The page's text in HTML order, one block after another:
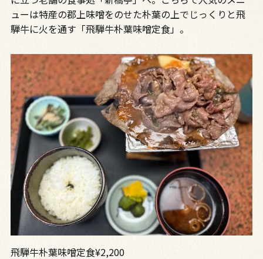
ューは特産の郡上味噌をのせた朴葉の上でじっくりと飛
騨牛に火を通す「飛騨牛朴葉味噌定食」。
飛騨牛朴葉味噌定食¥2,200